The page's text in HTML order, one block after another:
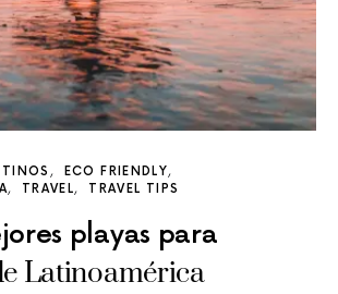
ECO FRIENDLY
TRAVEL TRAVEL TIPS
playas para
Latinoamérica